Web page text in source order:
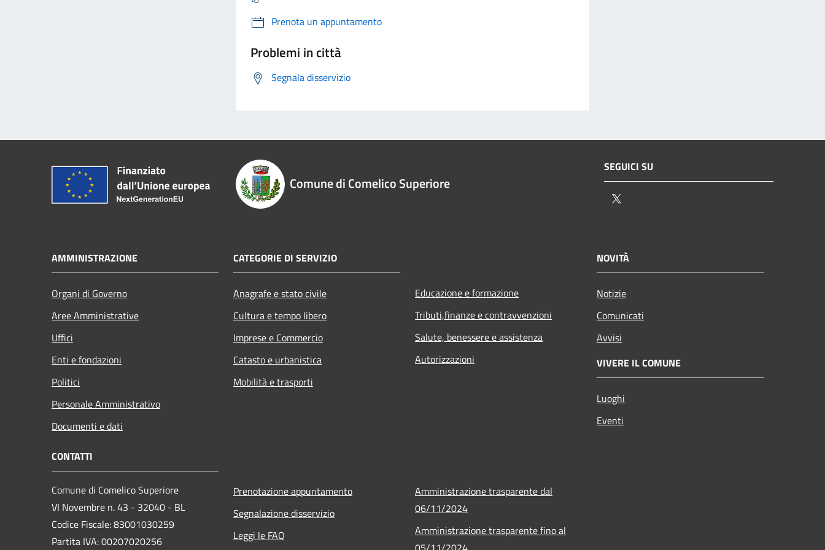
Prenota un appuntamento
Problemi in città
Segnala disservizio
Comune di Comelico Superiore
SEGUICI SU
AMMINISTRAZIONE
Organi di Governo
Aree Amministrative
Uffici
Enti e fondazioni
Politici
Personale Amministrativo
Documenti e dati
CATEGORIE DI SERVIZIO
Anagrafe e stato civile
Cultura e tempo libero
Imprese e Commercio
Catasto e urbanistica
Mobilità e trasporti
Educazione e formazione
Tributi,finanze e contravvenzioni
Salute, benessere e assistenza
Autorizzazioni
NOVITÀ
Notizie
Comunicati
Avvisi
VIVERE IL COMUNE
Luoghi
Eventi
CONTATTI
Comune di Comelico Superiore
VI Novembre n. 43 - 32040 - BL
Codice Fiscale: 83001030259
Partita IVA: 00207020256
Prenotazione appuntamento
Segnalazione disservizio
Leggi le FAQ
Amministrazione trasparente dal
06/11/2024
Amministrazione trasparente fino al